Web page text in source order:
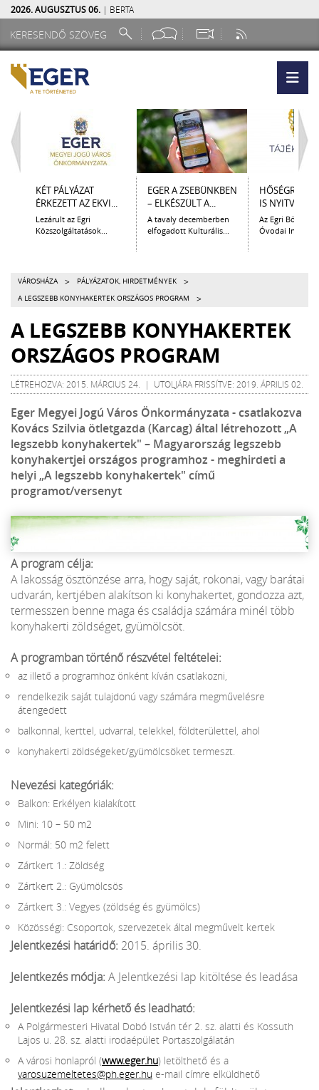
2026. AUGUSZTUS 06. | BERTA
KÉT PÁLYÁZAT
ÉRKEZETT AZ EKVI...
Lezárult az Egri
Közszolgáltatások...
EGER A ZSEBÜNKBEN
– ELKÉSZÜLT A...
A tavaly decemberben
elfogadott Kulturális...
IS
Az Egri
Óvodai
VÁROSHÁZA > PÁLYÁZATOK, HIRDETMÉNYEK >
A LEGSZEBB KONYHAKERTEK ORSZÁGOS PROGRAM >
A LEGSZEBB KONYHAKERTEK
ORSZÁGOS PROGRAM
LÉTREHOZVA: 2015. MÁRCIUS 24. | UTOLJÁRA FRISSÍTVE: 2019. ÁPRILIS 02.
Eger Megyei Jogú Város Önkormányzata - csatlakozva
Kovács Szilvia ötletgazda (Karcag) által létrehozott „A
legszebb konyhakertek" – Magyarország legszebb
konyhakertjei országos programhoz - meghirdeti a
helyi „A legszebb konyhakertek" című
programot/versenyt
A program célja:
A lakosság ösztönzése arra, hogy saját, rokonai, vagy barátai
udvarán, kertjében alakítson ki konyhakertet, gondozza azt,
termesszen benne maga és családja számára minél több
konyhakerti zöldséget, gyümölcsöt.
A programban történő részvétel feltételei:
az illető a programhoz önként kíván csatlakozni,
rendelkezik saját tulajdonú vagy számára megművelésre
átengedett
balkonnal, kerttel, udvarral, telekkel, földterülettel, ahol
konyhakerti zöldségeket/gyümölcsöket termeszt.
Nevezési kategóriák:
Balkon: Erkélyen kialakított
Mini: 10 – 50 m2
Normál: 50 m2 felett
Zártkert 1.: Zöldség
Zártkert 2.: Gyümölcsös
Zártkert 3.: Vegyes (zöldség és gyümölcs)
Közösségi: Csoportok, szervezetek által megművelt kertek
Jelentkezési határidő: 2015. április 30.
Jelentkezés módja: A Jelentkezési lap kitöltése és leadása
Jelentkezési lap kérhető és leadható:
A Polgármesteri Hivatal Dobó István tér 2. sz. alatti és Kossuth
Lajos u. 28. sz. alatti irodaépület Portaszolgálatán
A városi honlapról (www.eger.hu) letölthető és a
varosuzemeltetes@ph.eger.hu e-mail címre elküldhető